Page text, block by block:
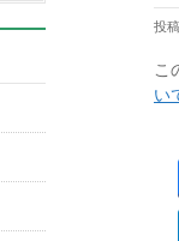
投
こ
い